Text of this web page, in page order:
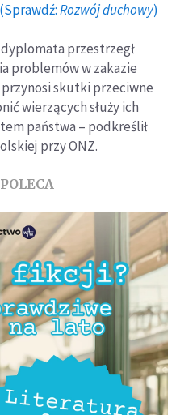
Rozwój duchowy)
przestrzegł
problemów w zakazie
przynosi skutki przeciwne
wierzących służy ich
państwa – podkreślił
przy ONZ.